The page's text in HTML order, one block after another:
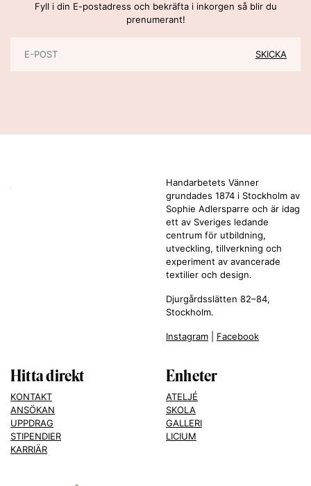
Fyll i din E-postadress och bekräfta i inkorgen så blir du
prenumerant!
Handarbetets Vänner
grundades 1874 i Stockholm av
Sophie Adlersparre och är idag
ett av Sveriges ledande
centrum för utbildning,
utveckling, tillverkning och
experiment av avancerade
textilier och design.
Djurgårdsslätten 82–84,
Stockholm.
Instagram Facebook
Hitta direkt
KONTAKT
ANSÖKAN
UPPDRAG
STIPENDIER
KARRIÄR
Enheter
ATELJÉ
SKOLA
GALLERI
LICIUM